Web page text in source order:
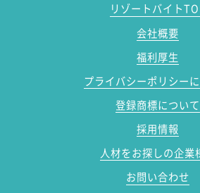
リゾートバイト
会社概要
福利厚生
プライバシーポリシー
登録商標について
採用情報
人材をお探しの企業
お問い合わせ